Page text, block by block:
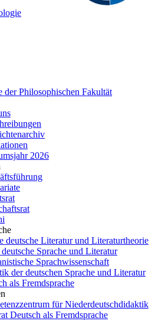
der Philosophischen Fakultät
2026
deutsche Literatur und Literaturtheorie
Sprache und Literatur
Sprachwissenschaft
der deutschen Sprache und Literatur
als Fremdsprache
für Niederdeutschdidaktik
Deutsch als Fremdsprache